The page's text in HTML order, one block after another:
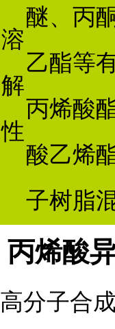
溶
解
性
醚、丙
乙酯等
丙烯酸
酸乙烯
子树脂
丙烯酸
高分子合